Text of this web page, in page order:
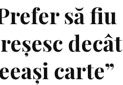
să fiu
decât
carte”